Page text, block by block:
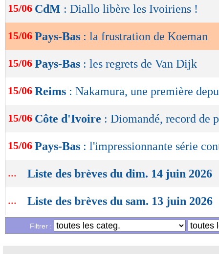
de
lecture
OK
15/06 CdM : Diallo libère les Ivoiriens !
15/06 Pays-Bas : la frustration de Koeman
15/06 Pays-Bas : les regrets de Van Dijk
15/06 Reims : Nakamura, une première
15/06 Côte d'Ivoire : Diomandé, record de
15/06 Pays-Bas : l'impressionnante série
... Liste des brèves du dim. 14 juin 2026
... Liste des brèves du sam. 13 juin 2026
Filtrer :